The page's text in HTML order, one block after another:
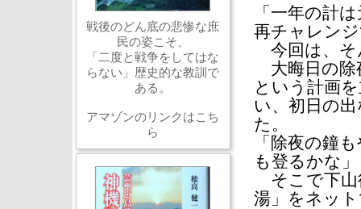
「一年の計
再チャレン
今回は、そ
大晦日の除
という計画
い、初日の
た。
「除夜の鐘
も登るかな」
そこで下山
湯」をネッ
戦後のどん底の悲惨な庶
民の姿こそ、
「二度と戦争をしてはな
らない」歴史的な教訓で
ある。
アマゾンのリンクはこち
ら